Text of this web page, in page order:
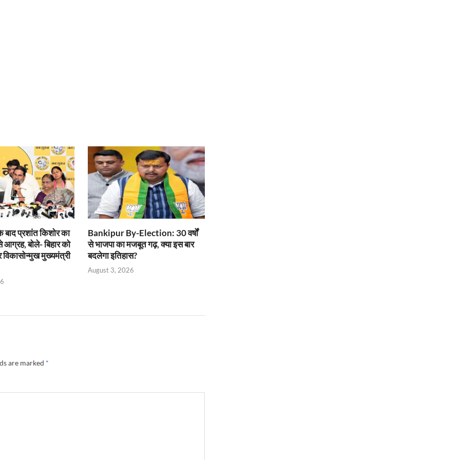
बाद प्रशांत किशोर का
आग्रह, बोले- बिहार को
मुख्यमंत्री
Bankipur By-Election: 30 वर्षों
से भाजपा का मजबूत गढ़, क्या इस बार
बदलेगा इतिहास?
August 3, 2026
are marked *